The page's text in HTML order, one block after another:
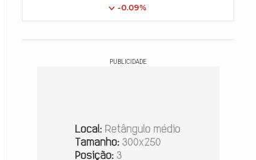
-0.09%
PUBLICIDADE